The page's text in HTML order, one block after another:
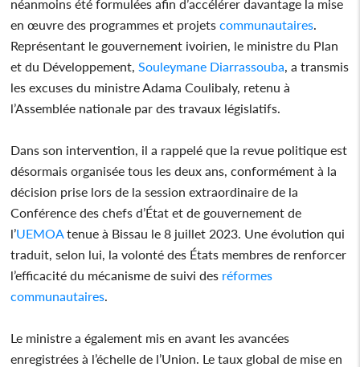
néanmoins été formulées afin d’accélérer davantage la mise
en œuvre des programmes et projets communautaires.
Représentant le gouvernement ivoirien, le ministre du Plan
et du Développement, Souleymane Diarrassouba, a transmis
les excuses du ministre Adama Coulibaly, retenu à
l’Assemblée nationale par des travaux législatifs.
Dans son intervention, il a rappelé que la revue politique est
désormais organisée tous les deux ans, conformément à la
décision prise lors de la session extraordinaire de la
Conférence des chefs d’État et de gouvernement de
l’UEMOAtenue à Bissau le 8 juillet 2023. Une évolution qui
traduit, selon lui, la volonté des États membres de renforcer
l’efficacité du mécanisme de suivi des réformes
communautaires.
Le ministre a également mis en avant les avancées
enregistrées à l’échelle de l’Union. Le taux global de mise en